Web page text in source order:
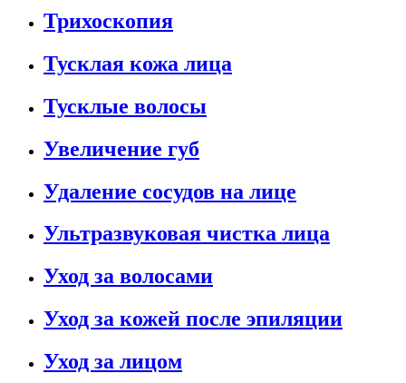
Трихоскопия
Тусклая кожа лица
Тусклые волосы
Увеличение губ
Удаление сосудов на лице
Ультразвуковая чистка лица
Уход за волосами
Уход за кожей после эпиляции
Уход за лицом